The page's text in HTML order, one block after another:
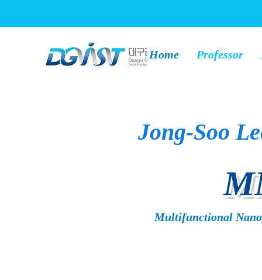
Home Professor
Jong-Soo
Multifunctional